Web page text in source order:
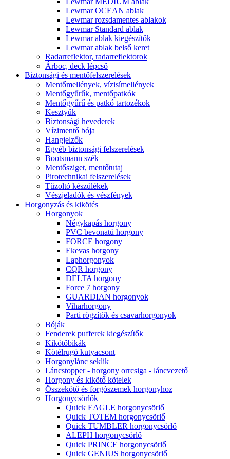
Lewmar OCEAN ablak
Lewmar rozsdamentes ablakok
Lewmar Standard ablak
Lewmar ablak kiegészítők
Lewmar ablak belső keret
Radarreflektor, radarreflektorok
Árboc, deck lépcső
Biztonsági és mentőfelszerelések
Mentőmellények, vízisímellények
Mentőgyűrűk, mentőpatkók
Mentőgyűrű és patkó tartozékok
Kesztyűk
Biztonsági hevederek
Vízimentő bója
Hangjelzők
Egyéb biztonsági felszerelések
Bootsmann szék
Mentősziget, mentőtutaj
Pirotechnikai felszerelések
Tűzoltó készülékek
Vészjeladók és vészfények
Horgonyzás és kikötés
Horgonyok
Négykapás horgony
PVC bevonatú horgony
FORCE horgony
Ekevas horgony
Laphorgonyok
CQR horgony
DELTA horgony
Force 7 horgony
GUARDIAN horgonyok
Viharhorgony
Parti rögzítők és csavarhorgonyok
Bóják
Fenderek pufferek kiegészítők
Kikötőbikák
Kötélrugó kutyacsont
Horgonylánc seklik
Láncstopper - horgony orrcsiga - láncvezető
Horgony és kikötő kötelek
Összekötő és forgószemek horgonyhoz
Horgonycsörlők
Quick EAGLE horgonycsörlő
Quick TOTEM horgonycsörlő
Quick TUMBLER horgonycsörlő
ALEPH horgonycsörlő
Quick PRINCE horgonycsörlő
Quick GENIUS horgonycsörlő